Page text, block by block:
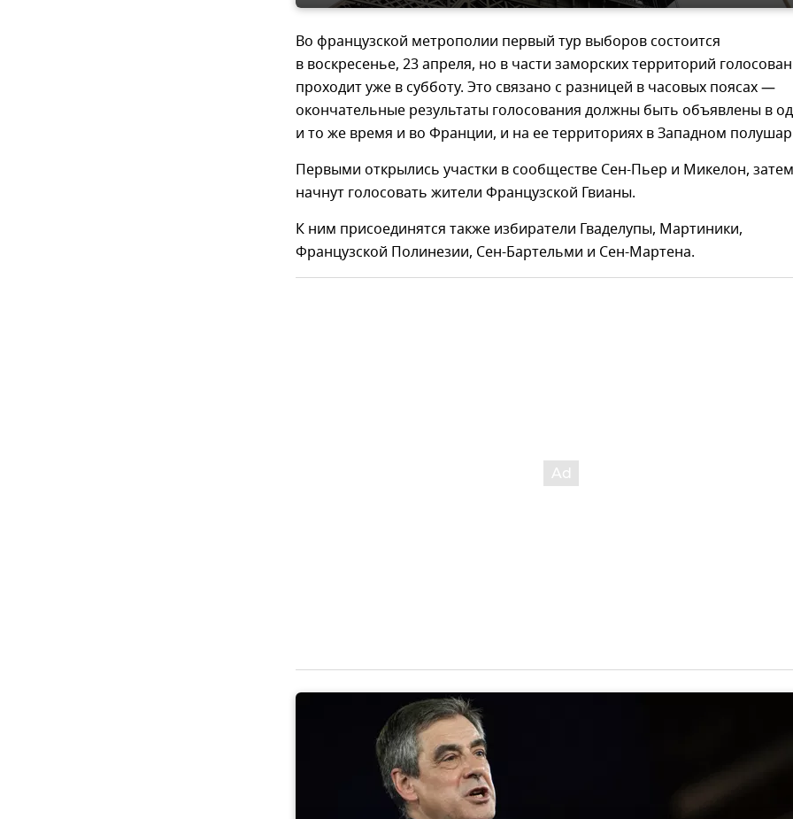
Во французской метрополии первый тур выборов состоится
в воскресенье, 23 апреля, но в части заморских территорий
проходит уже в субботу. Это связано с разницей в часовых поясах —
окончательные результаты голосования должны быть объявлены в
и то же время и во Франции, и на ее территориях в Западном
Первыми открылись участки в сообществе Сен-Пьер и Микелон, затем
начнут голосовать жители Французской Гвианы.
К ним присоединятся также избиратели Гваделупы, Мартиники,
Французской Полинезии, Сен-Бартельми и Сен-Мартена.